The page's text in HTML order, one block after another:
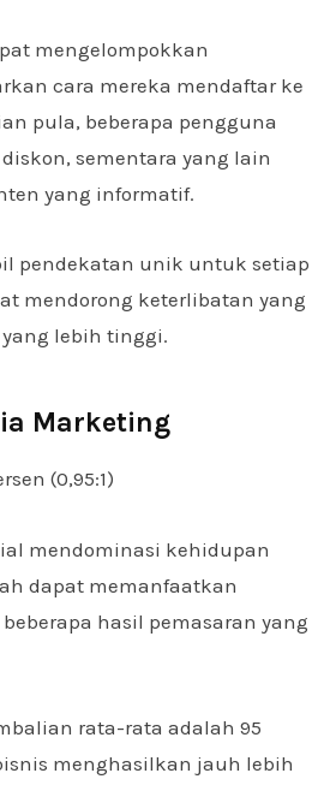
mengelompokkan
cara mereka mendaftar ke
pula, beberapa pengguna
sementara yang lain
yang informatif.
pendekatan unik untuk setiap
mendorong keterlibatan yang
lebih tinggi.
Marketing
(0,95:1)
mendominasi kehidupan
dapat memanfaatkan
hasil pemasaran yang
rata-rata adalah 95
menghasilkan jauh lebih